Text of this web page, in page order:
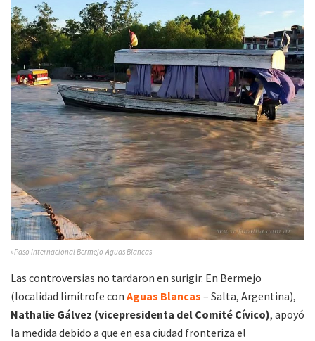
»Paso Internacional Bermejo-Aguas Blancas
Las controversias no tardaron en surigir. En Bermejo
(localidad limítrofe con Aguas Blancas – Salta, Argentina),
Nathalie Gálvez (vicepresidenta del Comité Cívico), apoyó
la medida debido a que en esa ciudad fronteriza el